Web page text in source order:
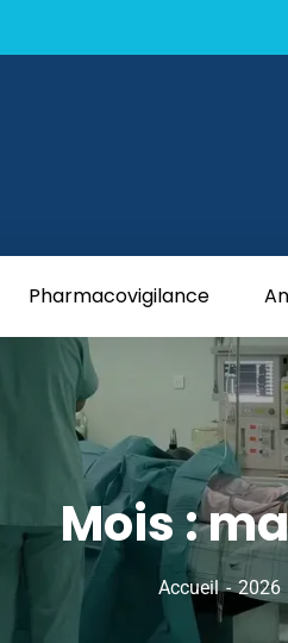
Pharmacovigilance
Mois :
Accueil 2026